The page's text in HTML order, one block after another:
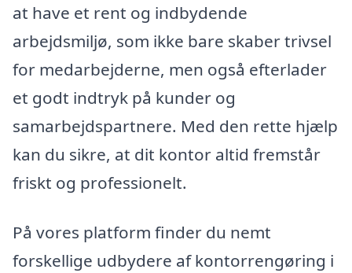
at have et rent og indbydende
arbejdsmiljø, som ikke bare skaber trivsel
for medarbejderne, men også efterlader
et godt indtryk på kunder og
samarbejdspartnere. Med den rette hjælp
kan du sikre, at dit kontor altid fremstår
friskt og professionelt.
På vores platform finder du nemt
forskellige udbydere af kontorrengøring i